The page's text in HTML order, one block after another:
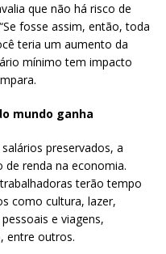
que não há risco de
fosse assim, então, toda
teria um aumento da
mínimo tem impacto
mundo ganha
preservados, a
de renda na economia.
terão tempo
como cultura, lazer,
e viagens,
entre outros.